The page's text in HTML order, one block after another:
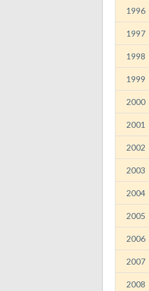
1996
1997
1998
1999
2000
2001
2002
2003
2004
2005
2006
2007
2008